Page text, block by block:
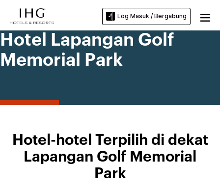
Log Masuk / Bergabung
Hotel Lapangan Golf
Memorial Park
Hotel-hotel Terpilih di dekat
Lapangan Golf Memorial
Park